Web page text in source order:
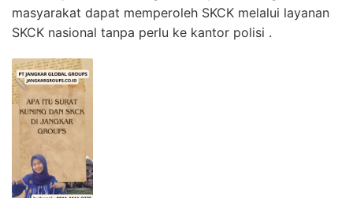
masyarakat dapat memperoleh SKCK melalui layanan
SKCK nasional tanpa perlu ke kantor polisi .